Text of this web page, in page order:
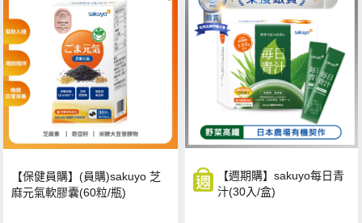
【保健員購】(員購)sakuyo 芝
麻元氣軟膠囊(60粒/瓶)
【週期購】sakuyo每日青
汁(30入/盒)